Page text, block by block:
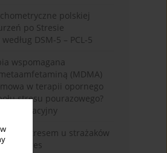
polskiej
po Stresie
DSM-5 – PCL-5
wspomagana
(MDMA)
w terapii opornego
stresu pourazowego?
narracyjny
ze stresem u strażaków
stres